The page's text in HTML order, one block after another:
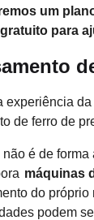
um
para
experiência
de ferro de
é de
máquinas
do
podem